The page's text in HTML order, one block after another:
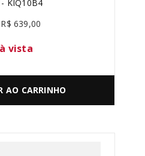
KIQ10B4
R$ 639,00
à vista
AO CARRINHO